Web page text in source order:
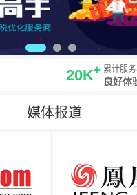
20K+ 累计服
良好体
媒体报道